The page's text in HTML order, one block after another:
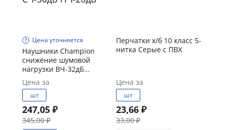
Цена уточняется
Наушники Champion
снижение шумовой
нагрузки ВЧ-32дБ
СЧ-30дБ НЧ-20дБ
Цена за
шт
247,05 ₽
345,00 ₽
Перчатки х/б 10 класс 5-
нитка Серые с ПВХ
Цена за
шт
23,66 ₽
33,00 ₽